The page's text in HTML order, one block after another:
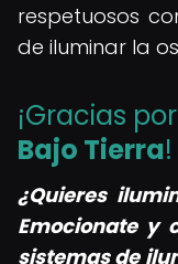
respetuosos
de iluminar la
¡Gracias
Bajo Tierra!
¿Quieres
Emocionate y
sistemas de